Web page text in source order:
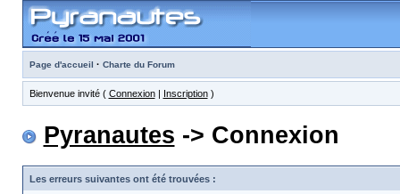
Page d'accueil · Charte du Forum
Bienvenue invité ( Connexion| Inscription)
Pyranautes -> Connexion
Les erreurs suivantes ont été trouvées :